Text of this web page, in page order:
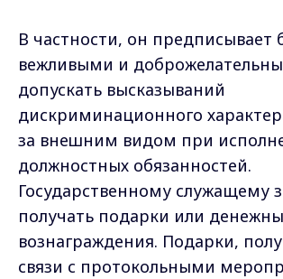
В частности, он предписывает
вежливыми и
допускать высказываний
дискриминационного
за внешним видом при
должностных обязанностей.
Государственному служащему
получать подарки или
вознаграждения. Подарки,
связи с протокольными